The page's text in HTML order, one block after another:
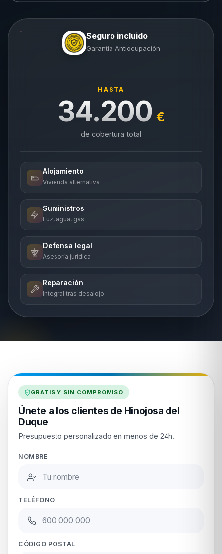
Seguro incluido
Garantía Antiocupación
HASTA
34.200 €
de cobertura total
Alojamiento
Vivienda alternativa
Suministros
Luz, agua, gas
Defensa legal
Asesoría jurídica
Reparación
Integral tras desalojo
GRATIS Y SIN COMPROMISO
Únete a los clientes de Hinojosa del
Duque
Presupuesto personalizado en menos de 24h.
NOMBRE
TELÉFONO
CÓDIGO POSTAL